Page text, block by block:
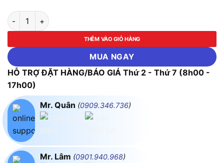
Máy siết bulong dùng pin Makita TW100DWE số lượng
THÊM VÀO GIỎ HÀNG
MUA NGAY
HỖ TRỢ ĐẶT HÀNG/BÁO GIÁ Thứ 2 - Thứ 7 (8h00 -
17h00)
Mr. Quân (0909.346.736)
Mr. Lâm (0901.940.968)